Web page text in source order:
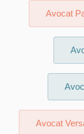
Avocat
Avocat